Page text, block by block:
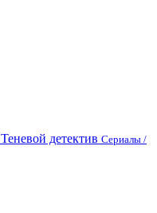
Теневой детектив Сериалы /